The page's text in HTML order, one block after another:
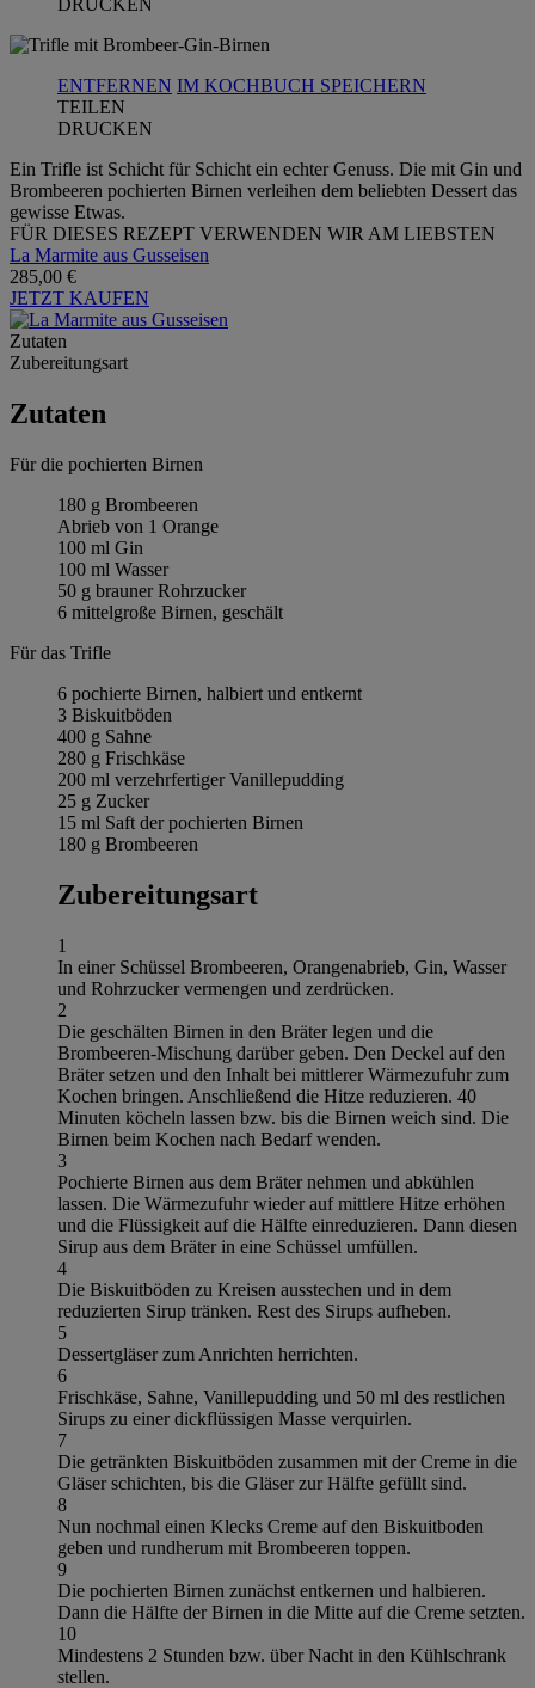
ENTFERNEN IM KOCHBUCH SPEICHERN
TEILEN
DRUCKEN
Ein Trifle ist Schicht für Schicht ein echter Genuss. Die mit Gin und
Brombeeren pochierten Birnen verleihen dem beliebten Dessert das
gewisse Etwas.
FÜR DIESES REZEPT VERWENDEN WIR AM LIEBSTEN
La Marmite aus Gusseisen
285,00 €
JETZT KAUFEN
Zutaten
Zubereitungsart
Zutaten
Für die pochierten Birnen
180 g Brombeeren
Abrieb von 1 Orange
100 ml Gin
100 ml Wasser
50 g brauner Rohrzucker
6 mittelgroße Birnen, geschält
Für das Trifle
6 pochierte Birnen, halbiert und entkernt
3 Biskuitböden
400 g Sahne
280 g Frischkäse
200 ml verzehrfertiger Vanillepudding
25 g Zucker
15 ml Saft der pochierten Birnen
180 g Brombeeren
Zubereitungsart
1
In einer Schüssel Brombeeren, Orangenabrieb, Gin, Wasser
und Rohrzucker vermengen und zerdrücken.
2
Die geschälten Birnen in den Bräter legen und die
Brombeeren-Mischung darüber geben. Den Deckel auf den
Bräter setzen und den Inhalt bei mittlerer Wärmezufuhr zum
Kochen bringen. Anschließend die Hitze reduzieren. 40
Minuten köcheln lassen bzw. bis die Birnen weich sind. Die
Birnen beim Kochen nach Bedarf wenden.
3
Pochierte Birnen aus dem Bräter nehmen und abkühlen
lassen. Die Wärmezufuhr wieder auf mittlere Hitze erhöhen
und die Flüssigkeit auf die Hälfte einreduzieren. Dann diesen
Sirup aus dem Bräter in eine Schüssel umfüllen.
4
Die Biskuitböden zu Kreisen ausstechen und in dem
reduzierten Sirup tränken. Rest des Sirups aufheben.
5
Dessertgläser zum Anrichten herrichten.
6
Frischkäse, Sahne, Vanillepudding und 50 ml des restlichen
Sirups zu einer dickflüssigen Masse verquirlen.
7
Die getränkten Biskuitböden zusammen mit der Creme in die
Gläser schichten, bis die Gläser zur Hälfte gefüllt sind.
8
Nun nochmal einen Klecks Creme auf den Biskuitboden
geben und rundherum mit Brombeeren toppen.
9
Die pochierten Birnen zunächst entkernen und halbieren.
Dann die Hälfte der Birnen in die Mitte auf die Creme setzten.
10
Mindestens 2 Stunden bzw. über Nacht in den Kühlschrank
stellen.